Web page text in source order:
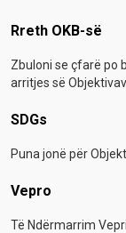
Footer menu
Rreth OKB-së
Zbuloni se çfarë po
arritjes së
SDGs
Puna jonë për
Vepro
Të Ndërmarrim